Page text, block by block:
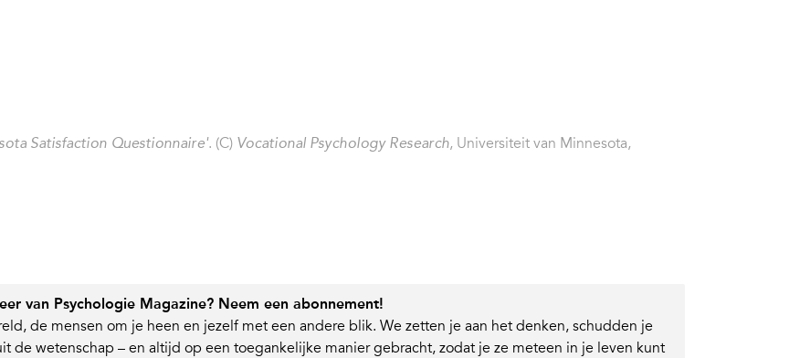
Satisfaction Questionnaire'. (C) Vocational Psychology Research, Universiteit van Minnesota,
van Psychologie Magazine? Neem een abonnement!
de mensen om je heen en jezelf met een andere blik. We zetten je aan het denken, schudden je
de wetenschap – en altijd op een toegankelijke manier gebracht, zodat je ze meteen in je leven kunt